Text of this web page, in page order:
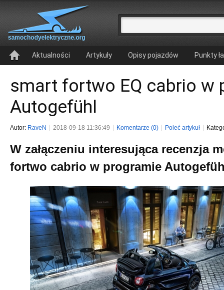
Aktualności Artykuły Opisy pojazdów Punkty
smart fortwo EQ cabrio w
Autogefühl
Autor: RaveN 2018-09-18 11:36:49 Komentarze (0) Poleć artykuł
W załączeniu interesująca recenzja
fortwo cabrio w programie